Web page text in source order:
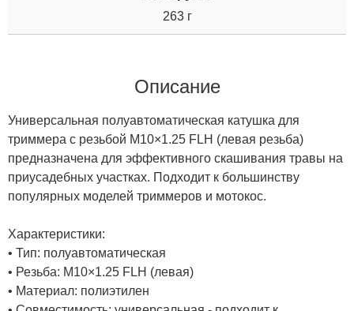
263 г
Описание
Универсальная полуавтоматическая катушка для
триммера с резьбой M10×1.25 FLH (левая резьба)
предназначена для эффективного скашивания травы на
приусадебных участках. Подходит к большинству
популярных моделей триммеров и мотокос.
Характеристики:
• Тип: полуавтоматическая
• Резьба: M10×1.25 FLH (левая)
• Материал: полиэтилен